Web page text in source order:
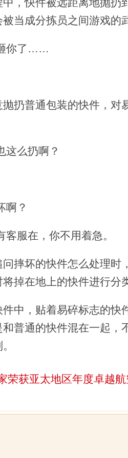
当成分拣员之间游戏的
你了……
普通包装的快件，对
么扔啊？
？
服在，你不用着急。
坏的快件怎么处理时
掉在地上的快件进行分
，贴着易碎标志的快
和普通的快件混在一起，
荣获亚太地区年度卓越